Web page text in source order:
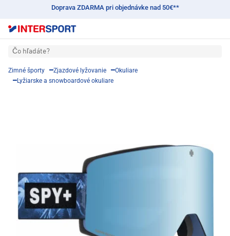
Doprava ZDARMA pri objednávke nad 50€**
Čo hľadáte?
Zimné športy Zjazdové lyžovanie
Okuliare
Lyžiarske a snowboardové okuliare